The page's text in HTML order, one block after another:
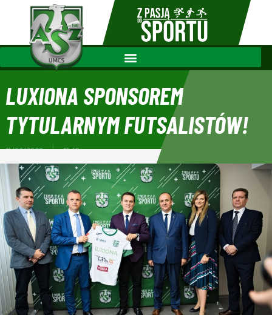
LUXIONA SPONSOREM
TYTULARNYM FUTSALISTÓW!
11/09/2020 15:16